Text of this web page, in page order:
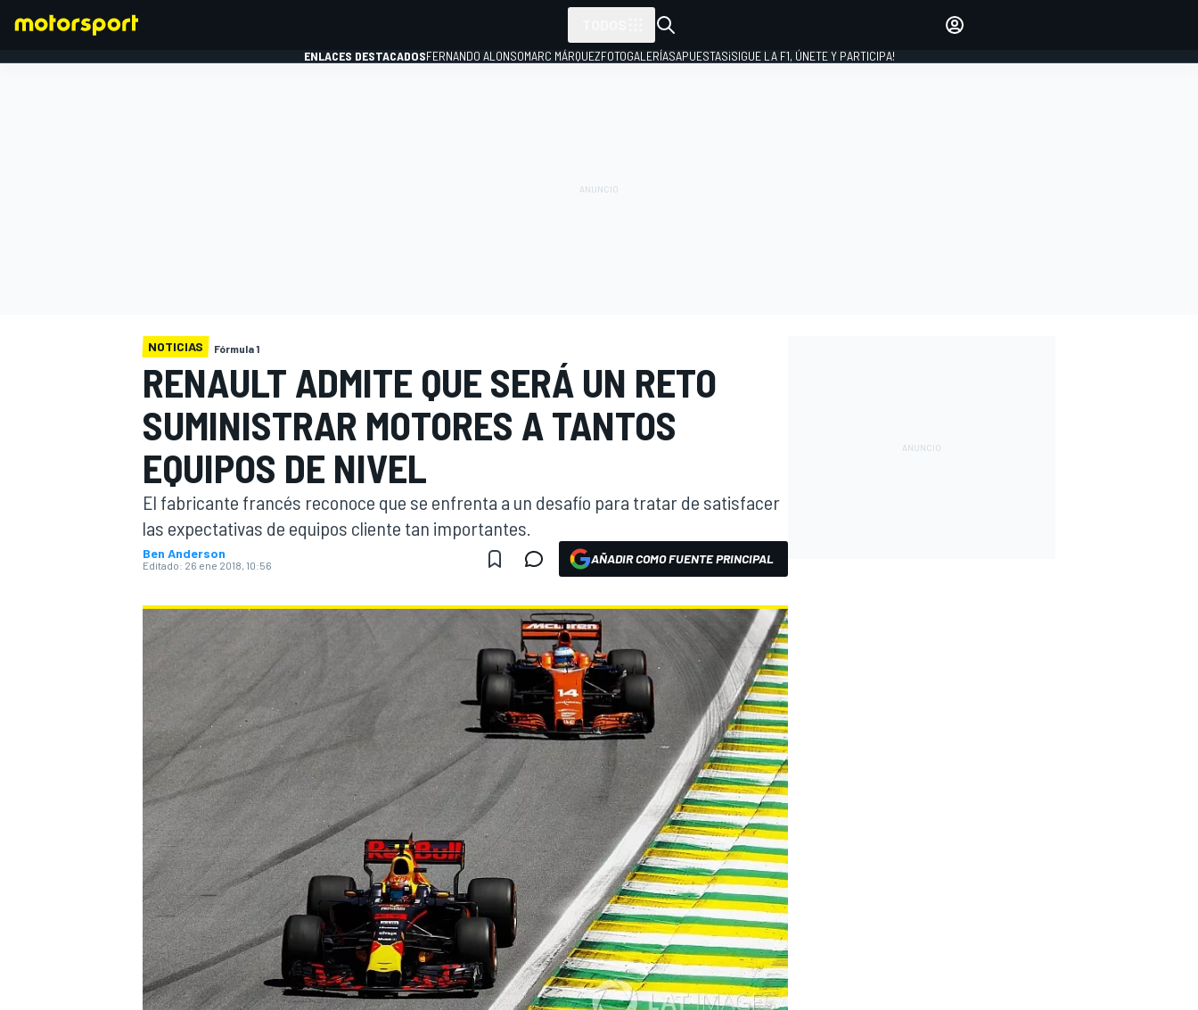
WEC FÓRMULA E
ENLACES DESTACADOSFERNANDO ALONSOMARC MÁRQUEZFOTOGALERÍASAPUESTAS¡SIGUE LA F1, ÚNETE Y PARTICIPA!
NOTICIAS Fórmula 1
RENAULT ADMITE QUE SERÁ UN RETO
SUMINISTRAR MOTORES A TANTOS
EQUIPOS DE NIVEL
El fabricante francés reconoce que se enfrenta a un desafío para tratar de satisfacer
las expectativas de equipos cliente tan importantes.
Ben Anderson
Editado: 26 ene 2018, 10:56 AÑADIR COMO FUENTE PRINCIPAL